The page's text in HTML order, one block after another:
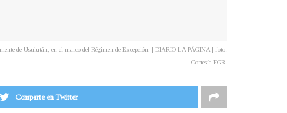
de Usulután, en el marco del Régimen de Excepción. | DIARIO LA PÁGINA | foto:
Cortesía FGR.
Comparte en Twitter